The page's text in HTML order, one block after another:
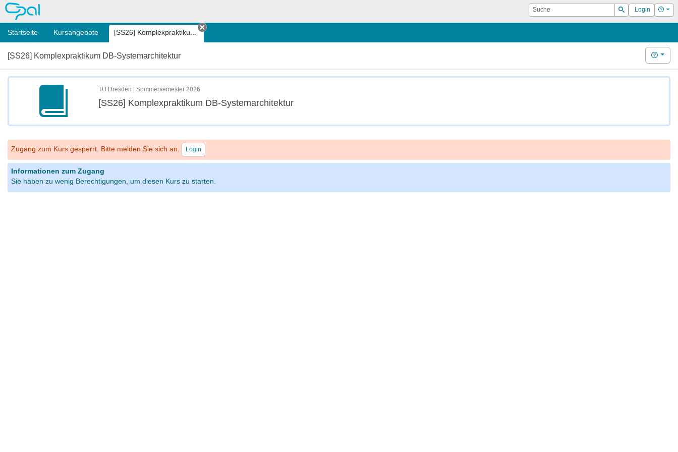
OPAL Suche
Suchen
Login Hilfe
Startseite Kursangebote [SS26] Komplexpraktiku...
Tab schließen
[SS26] Komplexpraktikum DB-Systemarchitektur Hilfe
TU Dresden | Sommersemester 2026
[SS26] Komplexpraktikum DB-Systemarchitektur
Zugang zum Kurs gesperrt. Bitte melden Sie sich an. Login
Informationen zum Zugang
Sie haben zu wenig Berechtigungen, um diesen Kurs zu starten.